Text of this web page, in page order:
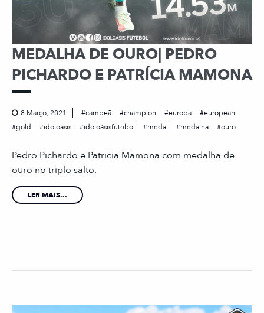
MEDALHA DE OURO| PEDRO
PICHARDO E PATRÍCIA MAMONA
8 Março, 2021 campeã champion europa
european
gold
idoloásis idoloásisfutebol medal medalha ouro
Pedro Pichardo e Patricia Mamona com medalha de
ouro no triplo salto.
LER MAIS...